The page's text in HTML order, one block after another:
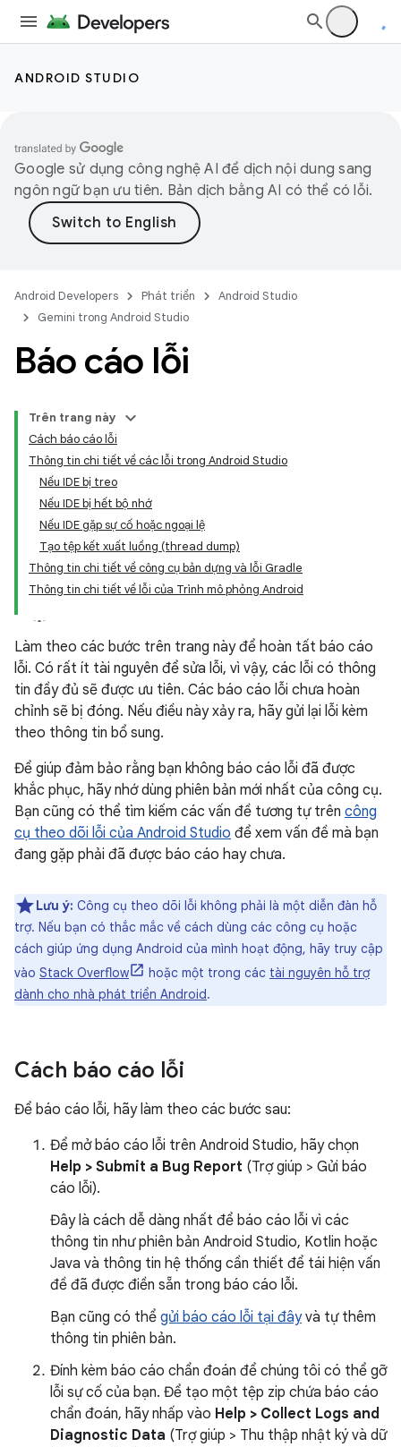
ANDROID STUDIO
Google sử dụng công nghệ AI để dịch nội dung sang
ngôn ngữ bạn ưu tiên. Bản dịch bằng AI có thể có lỗi.
Android Developers Phát triển
Android Studio
Gemini trong Android Studio
Báo cáo lỗi
Trên trang này
Cách báo cáo lỗi
Thông tin chi tiết về các lỗi trong Android Studio
Nếu IDE bị treo
Nếu IDE bị hết bộ nhớ
Nếu IDE gặp sự cố hoặc ngoại lệ
Tạo tệp kết xuất luồng (thread dump)
Thông tin chi tiết về công cụ bản dựng và lỗi Gradle
Thông tin chi tiết về lỗi của Trình mô phỏng Android
Làm theo các bước trên trang này để hoàn tất báo cáo
lỗi. Có rất ít tài nguyên để sửa lỗi, vì vậy, các lỗi có thông
tin đầy đủ sẽ được ưu tiên. Các báo cáo lỗi chưa hoàn
chỉnh sẽ bị đóng. Nếu điều này xảy ra, hãy gửi lại lỗi kèm
theo thông tin bổ sung.
Để giúp đảm bảo rằng bạn không báo cáo lỗi đã được
khắc phục, hãy nhớ dùng phiên bản mới nhất của công cụ.
Bạn cũng có thể tìm kiếm các vấn đề tương tự trên công
cụ theo dõi lỗi của Android Studio để xem vấn đề mà bạn
đang gặp phải đã được báo cáo hay chưa.
Lưu ý: Công cụ theo dõi lỗi không phải là một diễn đàn hỗ
trợ. Nếu bạn có thắc mắc về cách dùng các công cụ hoặc
cách giúp ứng dụng Android của mình hoạt động, hãy truy cập
vào Stack Overflow hoặc một trong các tài nguyên hỗ trợ
dành cho nhà phát triển Android.
Cách báo cáo lỗi
Để báo cáo lỗi, hãy làm theo các bước sau:
Để mở báo cáo lỗi trên Android Studio, hãy chọn
Help > Submit a Bug Report (Trợ giúp > Gửi báo
cáo lỗi).
Đây là cách dễ dàng nhất để báo cáo lỗi vì các
thông tin như phiên bản Android Studio, Kotlin hoặc
Java và thông tin hệ thống cần thiết để tái hiện vấn
đề đã được điền sẵn trong báo cáo lỗi.
Bạn cũng có thể gửi báo cáo lỗi tại đâyvà tự thêm
thông tin phiên bản.
Đính kèm báo cáo chẩn đoán để chúng tôi có thể gỡ
lỗi sự cố của bạn. Để tạo một tệp zip chứa báo cáo
chẩn đoán, hãy nhấp vào Help > Collect Logs and
Diagnostic Data (Trợ giúp > Thu thập nhật ký và dữ